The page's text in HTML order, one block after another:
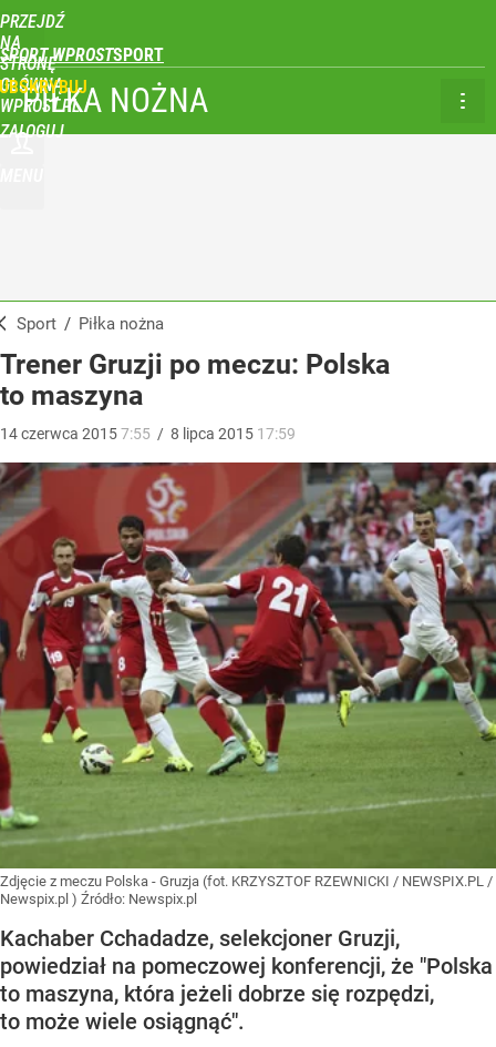
PRZEJDŹ
NA
STRONĘ
GŁÓWNĄ
WPROST.PL
SPORT WPROST
ZALOGUJ
PIŁKA NOŻNA
Sport / Piłka nożna
Trener Gruzji po meczu: Polska
to maszyna
14czerwca 20157:55 / 8 lipca 2015 17:59
Zdjęcie z meczu Polska - Gruzja (fot. KRZYSZTOF RZEWNICKI / NEWSPIX.PL /
Newspix.pl ) Źródło: Newspix.pl
Kachaber Cchadadze, selekcjoner Gruzji,
powiedział na pomeczowej konferencji, że "Polska
to maszyna, która jeżeli dobrze się rozpędzi,
to może wiele osiągnąć".